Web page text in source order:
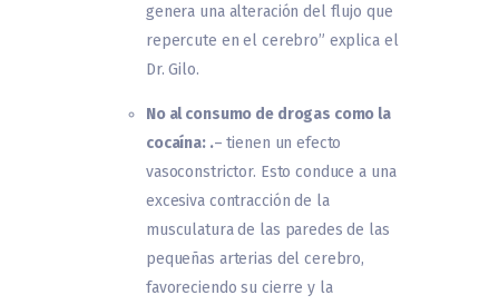
genera una alteración del flujo que
repercute en el cerebro” explica el
Dr. Gilo.
No al consumo de drogas como la
cocaína: .– tienen un efecto
vasoconstrictor. Esto conduce a una
excesiva contracción de la
musculatura de las paredes de las
pequeñas arterias del cerebro,
favoreciendo su cierre y la